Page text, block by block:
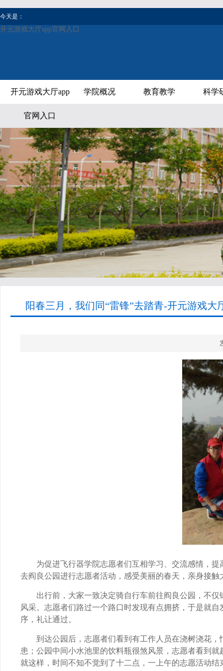
今天是：
开元游戏大厅app官网入口
开元游戏大厅app
官网入口
学院概况 教育教学 科学
阳春三月，我们同“雷锋”去踏青-开元游戏大
为促进飞行器学院志愿者们互相学习、交流感情，
去阎良公园进行志愿者活动，感受美丽的春天，亲身接触
出行前，大家一致决定骑自行车前往阎良公园，不
风采。志愿者们路过一个路口时发现有点拥挤，于是就
序，礼让通过。
到达公园后，志愿者们看到有工作人员在浇树浇花
患；公园中间小水池里的饮料瓶很煞风景，志愿者看到
就这样，时间不知不觉到了十二点，一上午的志愿活动结